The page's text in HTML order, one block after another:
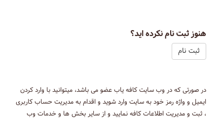
هنوز ثبت نام نکرده اید؟
ثبت نام
در صورتی که در وب سایت کافه یاب عضو می باشد، میتوانید با وارد کردن
ایمیل و واژه رمز خود به سایت وارد شوید و اقدام به مدیریت حساب کاربری
، ثبت و مدیریت اطلاعات کافه نمایید و از سایر بخش ها و خدمات وب